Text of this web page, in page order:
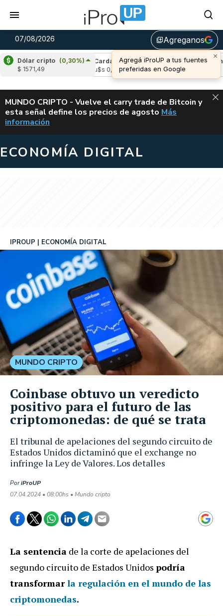
07/08/2026 library_addAgreganos
×
Agregá iProUP a tus fuentes
preferidas en Google
Dólar cripto (0,30%)
$ 1571,49
(-1,65%)
Cardano (5,71%)
u$s 0,20
Avalanche
(-
u$s 6,43
ALERTA
MUNDO CRIPTO - Vuelve el carry trade de Bitcoin y
esta señal define los precios de agosto VUELVE EL
Más
información
ECONOMÍA DIGITAL
El tribunal de apelaciones del segundo circuito de
Estados Unidos dictaminó que el exchange no
infringe la Ley de Valores. Los detalles
IPROUP ECONOMÍA DIGITAL
PoriProUP
07.04.2024 • 08:00hs • Mundo cripto
MUNDO CRIPTO
Coinbase obtuvo un veredicto
positivo para el futuro de las
criptomonedas: de qué se trata
La sentencia de la corte de apelaciones del
segundo circuito de Estados Unidos podría
transformarla regulación en el mundo de las
criptomonedas.